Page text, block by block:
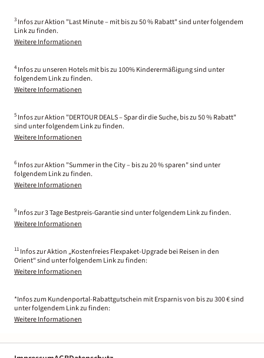
3 Infos zur Aktion "Last Minute – mit bis zu 50 % Rabatt" sind unter folgendem
Link zu finden.
Weitere Informationen
4 Infos zu unseren Hotels mit bis zu 100% Kinderermäßigung sind unter
folgendem Link zu finden.
Weitere Informationen
5 Infos zur Aktion "DERTOUR DEALS – Spar dir die Suche, bis zu 50 % Rabatt"
sind unter folgendem Link zu finden.
Weitere Informationen
6 Infos zur Aktion "Summer in the City – bis zu 20 % sparen" sind unter
folgendem Link zu finden.
Weitere Informationen
9 Infos zur 3 Tage Bestpreis-Garantie sind unter folgendem Link zu finden.
Weitere Informationen
11 Infos zur Aktion „Kostenfreies Flexpaket-Upgrade bei Reisen in den
Orient“ sind unter folgendem Link zu finden:
Weitere Informationen
*Infos zum Kundenportal-Rabattgutschein mit Ersparnis von bis zu 300 € sind
unter folgendem Link zu finden:
Weitere Informationen